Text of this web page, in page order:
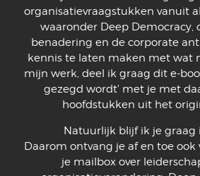
organisatievraagstukken vanuit
waaronder Deep Democracy,
benadering en de corporate
kennis te laten maken met wat
mijn werk, deel ik graag dit e-
gezegd wordt' met je met
hoofdstukken uit het
Natuurlijk blijf ik je graag
Daarom ontvang je af en toe
je mailbox over